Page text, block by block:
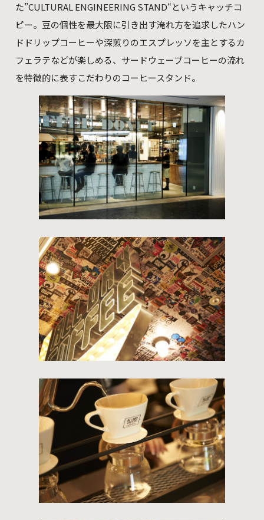
た”CULTURAL ENGINEERING STAND“というキャッチコ
ピー。豆の個性を最大限に引き出す淹れ方を追求したハン
ドドリップコーヒーや深煎りのエスプレッソを主とするカ
フェラテなどが楽しめる、サードウェーブコーヒーの流れ
を特徴的に表すこだわりのコーヒースタンド。